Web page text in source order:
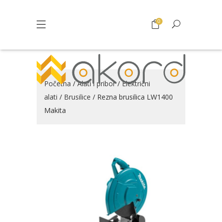
0
Početna /Alati i pribor/Električni
alati / Brusilice / Rezna brusilica LW1400
Makita